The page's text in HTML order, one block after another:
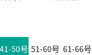
41-50号 51-60号 61-66号